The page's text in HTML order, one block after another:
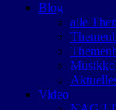
Blog
alle
Video